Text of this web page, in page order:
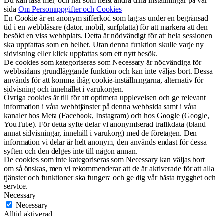
sida Om Personuppgifter och Cookies
En Cookie är en anonym sifferkod som lagras under en begränsad
tid i en webbläsare (dator, mobil, surfplatta) för att markera att den
besökt en viss webbplats. Detta är nödvändigt för att hela sessionen
ska uppfattas som en helhet. Utan denna funktion skulle varje ny
sidvisning eller klick uppfattas som ett nytt besök.
De cookies som kategoriseras som Necessary är nödvändiga för
webbsidans grundläggande funktion och kan inte väljas bort. Dessa
används för att komma ihåg cookie-inställningarna, alternativ för
sidvisning och innehållet i varukorgen.
Övriga cookies är till för att optimera upplevelsen och ge relevant
information i våra webbtjänster på denna webbsida samt i våra
kanaler hos Meta (Facebook, Instagram) och hos Google (Google,
YouTube). För detta syfte delar vi anonymiserad trafikdata (bland
annat sidvisningar, innehåll i varukorg) med de företagen. Den
information vi delar är helt anonym, den används endast för dessa
syften och den delges inte till någon annan.
De cookies som inte kategoriseras som Necessary kan väljas bort
om så önskas, men vi rekommenderar att de är aktiverade för att alla
tjänster och funktioner ska fungera och ge dig vår bästa trygghet och
service.
Necessary
Necessary
Alltid aktiverad